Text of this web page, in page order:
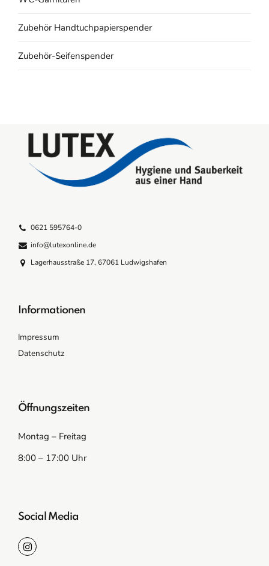
Zubehör Handtuchpapierspender
Zubehör-Seifenspender
0621 595764-0
info@lutexonline.de
Lagerhausstraße 17, 67061 Ludwigshafen
Informationen
Impressum
Datenschutz
Öffnungszeiten
Montag – Freitag
8:00 – 17:00 Uhr
Social Media